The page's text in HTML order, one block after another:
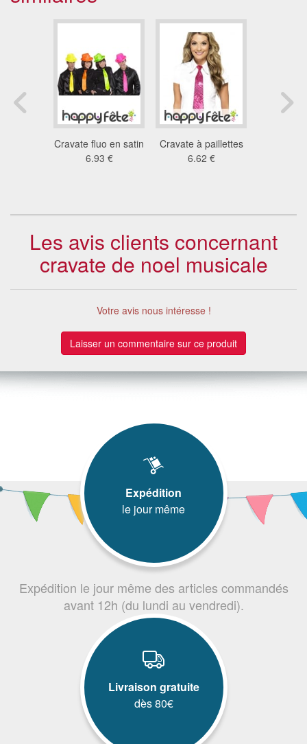
Cravate fluo en satin
6.93 €
Cravate à paillettes
6.62 €
Les avis clients concernant
cravate de noel musicale
Votre avis nous intéresse !
Laisser un commentaire sur ce produit
Expédition
le jour même
Expédition le jour même des articles commandés
avant 12h (du lundi au vendredi).
Livraison gratuite
dès 80€